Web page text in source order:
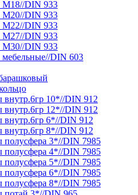
М18//DIN 933
М20//DIN 933
М22//DIN 933
М27//DIN 933
М30//DIN 933
DIN 603
внутр.6гр 10*//DIN 912
внутр.6гр 12*//DIN 912
внутр.6гр 6*//DIN 912
внутр.6гр 8*//DIN 912
полусфера 3*//DIN 7985
полусфера 4*//DIN 7985
полусфера 5*//DIN 7985
полусфера 6*//DIN 7985
полусфера 8*//DIN 7985